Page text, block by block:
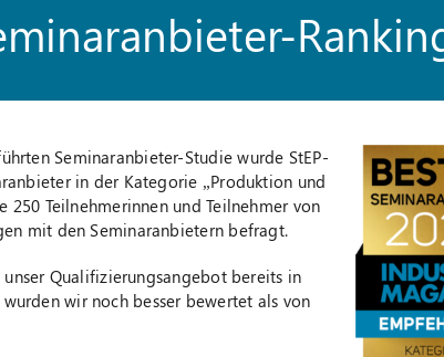
Seminaranbieter-Studie wurde StEP-
in der Kategorie „Produktion und
250 Teilnehmerinnen und Teilnehmer von
mit den Seminaranbietern befragt.
Qualifizierungsangebot bereits in
wir noch besser bewertet als von